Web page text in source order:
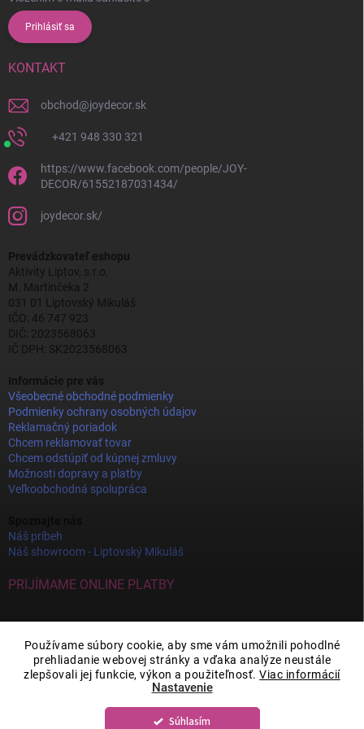
Používame súbory cookie, aby sme vám umožnili pohodlné
prehliadanie webovej stránky a vďaka analýze neustále
zlepšovali jej funkcie, výkon a použiteľnosť.Viac informácií
Nastavenie
Súhlasím
Prihlásiť sa
KONTAKT
obchod@joydecor.sk
+421 948 330 321
https://www.facebook.com/people/JOY-
DECOR/61552187031434/
joydecor.sk/
Prevádzkovateľ eshopu
Aktivity Liptov, s.r.o.
M. Martinčeka 2
031 01 Liptovský Mikuláš
IČO: 46 747 923
DIČ: 2023568063
IČ DPH: SK2023568063
Informácie pre vás
Všeobecné obchodné podmienky
Podmienky ochrany osobných údajov
Reklamačný poriadok
Chcem reklamovať tovar
Chcem odstúpiť od kúpnej zmluvy
Možnosti dopravy a platby
Veľkoobchodná spolupráca
Náš príbeh
Náš showroom - Liptovský Mikuláš
PRIJÍMAME ONLINE PLATBY